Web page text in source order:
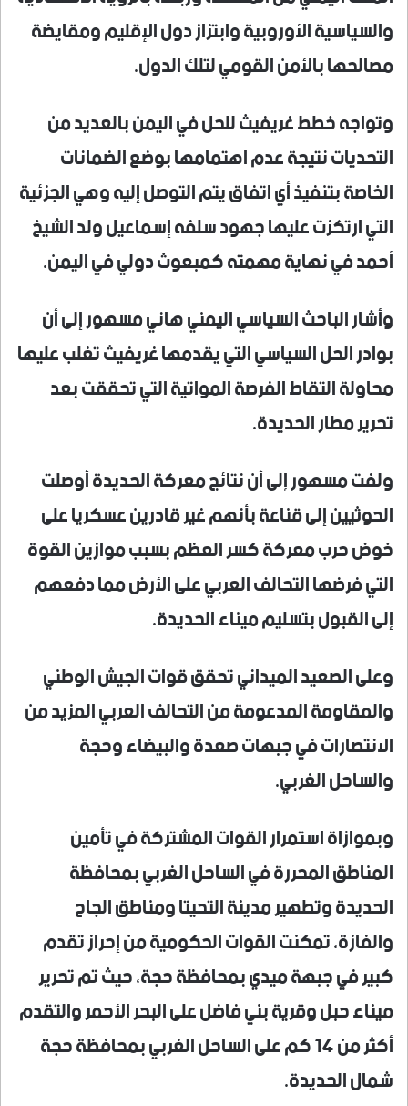
والسياسية الأوروبية وابتزاز دول الإقليم ومقايضة
مصالحها بالأمن القومي لتلك الدول.
وتواجه خطط غريفيث للحل في اليمن بالعديد من
التحديات نتيجة عدم اهتمامها بوضع الضمانات
الخاصة بتنفيذ أي اتفاق يتم التوصل إليه وهي الجزئية
التي ارتكزت عليها جهود سلفه إسماعيل ولد الشيخ
أحمد في نهاية مهمته كمبعوث دولي في اليمن.
وأشار الباحث السياسي اليمني هاني مسهور إلى أن
بوادر الحل السياسي التي يقدمها غريفيث تغلب عليها
محاولة التقاط الفرصة المواتية التي تحققت بعد
تحرير مطار الحديدة.
ولفت مسهور إلى أن نتائج معركة الحديدة أوصلت
الحوثيين إلى قناعة بأنهم غير قادرين عسكريا على
خوض حرب معركة كسر العظم بسبب موازين القوة
التي فرضها التحالف العربي على الأرض مما دفعهم
إلى القبول بتسليم ميناء الحديدة.
وعلى الصعيد الميداني تحقق قوات الجيش الوطني
والمقاومة المدعومة من التحالف العربي المزيد من
الانتصارات في جبهات صعدة والبيضاء وحجة
والساحل الغربي.
وبموازاة استمرار القوات المشتركة في تأمين
المناطق المحررة في الساحل الغربي بمحافظة
الحديدة وتطهير مدينة التحيتا ومناطق الجاح
والفازة، تمكنت القوات الحكومية من إحراز تقدم
كبير في جبهة ميدي بمحافظة حجة، حيث تم تحرير
ميناء حبل وقرية بني فاضل على البحر الأحمر والتقدم
أكثر من 14 كم على الساحل الغربي بمحافظة حجة
شمال الحديدة.